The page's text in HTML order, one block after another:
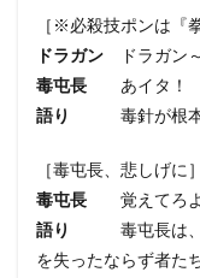
［※必殺技ポンは『
ドラガン ドラガン
毒屯長 あイタ！
語り
毒針が根本(
［毒屯長、悲しげに］
毒屯長 覚えてろ
語り
毒屯長は、そ
を失ったならず者た